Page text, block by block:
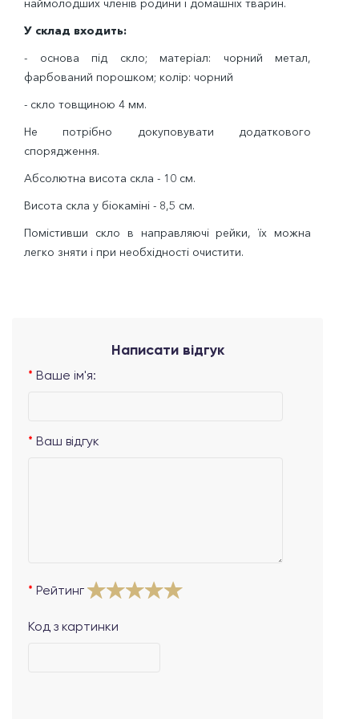
наймолодших членів родини і домашніх тварин.
У склад входить:
- основа під скло; матеріал: чорний метал,
фарбований порошком; колір: чорний
- скло товщиною 4 мм.
Не потрібно докуповувати додаткового
спорядження.
Абсолютна висота скла - 10 см.
Висота скла у біокаміні - 8,5 см.
Помістивши скло в направляючі рейки, їх можна
легко зняти і при необхідності очистити.
Написати відгук
Ваше ім'я:
Ваш відгук
Рейтинг
Код з картинки